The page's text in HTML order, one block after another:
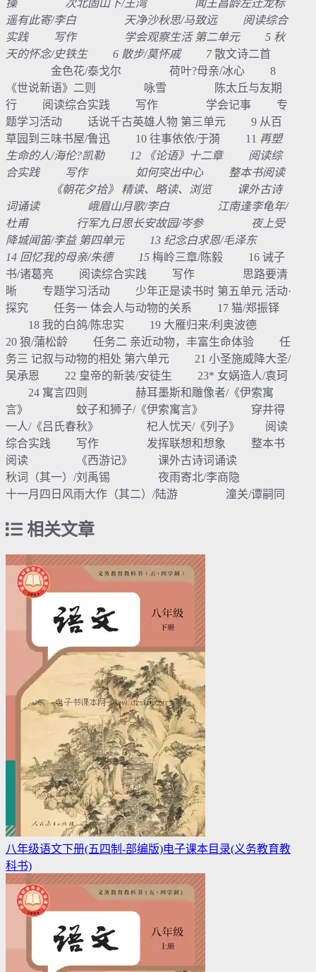
操 次北固山下/王湾 闻王昌龄左迁龙标
遥有此寄/李白 天净沙秋思/马致远 阅读综合
实践 写作 学会观察生活 第二单元 5 秋
天的怀念/史铁生 6 散步/莫怀戚 7散文诗二首
金色花/泰戈尔 荷叶?母亲/冰心 8
《世说新语》二则 咏雪 陈太丘与友期
行 阅读综合实践 写作 学会记事 专
题学习活动 话说千古英雄人物 第三单元 9 从百
草园到三味书屋/鲁迅 10 往事依依/于漪 11 再塑
生命的人/海伦?凯勒 12 《论语》十二章 阅读综
合实践 写作 如何突出中心 整本书阅读
《朝花夕拾》 精读、略读、浏览 课外古诗
词诵读 峨眉山月歌/李白 江南逢李龟年/
杜甫 行军九日思长安故园/岑参 夜上受
降城闻笛/李益 第四单元 13 纪念白求恩/毛泽东
14 回忆我的母亲/朱德 15 梅岭三章/陈毅 16 诫子
书/诸葛亮 阅读综合实践 写作 思路要清
晰 专题学习活动 少年正是读书时 第五单元 活动·
探究 任务一 体会人与动物的关系 17 猫/郑振铎
18 我的白鸽/陈忠实 19 大雁归来/利奥波德
20 狼/蒲松龄 任务二 亲近动物，丰富生命体验 任
务三 记叙与动物的相处 第六单元 21 小圣施威降大圣/
吴承恩 22 皇帝的新装/安徒生 23* 女娲造人/袁珂
24 寓言四则 赫耳墨斯和雕像者/《伊索寓
言》 蚊子和狮子/《伊索寓言》 穿井得
一人/《吕氏春秋》 杞人忧天/《列子》 阅读
综合实践 写作 发挥联想和想象 整本书
阅读 《西游记》 课外古诗词诵读
秋词（其一）/刘禹锡 夜雨寄北/李商隐
十一月四日风雨大作（其二）/陆游 潼关/谭嗣同
相关文章
八年级语文下册(五四制-部编版)电子课本目录(义务教育教
科书)